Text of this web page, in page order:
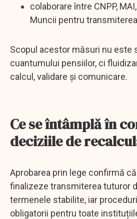
colaborare între CNPP,
Muncii pentru
Scopul acestor măsuri nu este
cuantumului pensiilor, ci
calcul, validare și comunicare.
Ce se întâmplă în
deciziile de
Aprobarea prin lege confirmă că
finalizeze transmiterea tuturor
termenele stabilite, iar
obligatorii pentru toate